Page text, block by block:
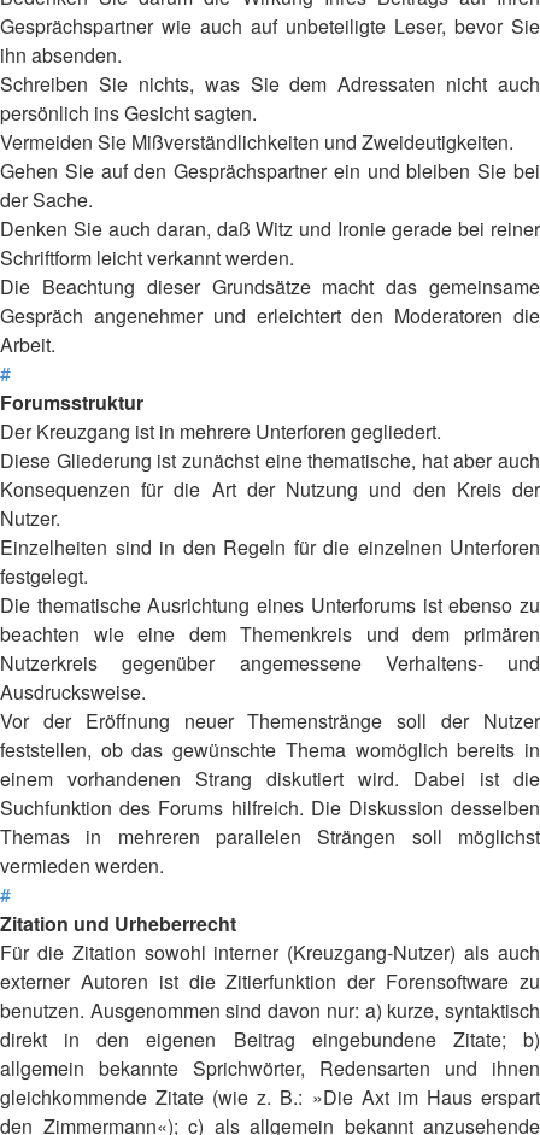
Gesprächspartner wie auch auf unbeteiligte Leser, bevor Sie
ihn absenden.
Schreiben Sie nichts, was Sie dem Adressaten nicht auch
persönlich ins Gesicht sagten.
Vermeiden Sie Mißverständlichkeiten und Zweideutigkeiten.
Gehen Sie auf den Gesprächspartner ein und bleiben Sie bei
der Sache.
Denken Sie auch daran, daß Witz und Ironie gerade bei reiner
Schriftform leicht verkannt werden.
Die Beachtung dieser Grundsätze macht das gemeinsame
Gespräch angenehmer und erleichtert den Moderatoren die
Arbeit.
#
Forumsstruktur
Der Kreuzgang ist in mehrere Unterforen gegliedert.
Diese Gliederung ist zunächst eine thematische, hat aber auch
Konsequenzen für die Art der Nutzung und den Kreis der
Nutzer.
Einzelheiten sind in den Regeln für die einzelnen Unterforen
festgelegt.
Die thematische Ausrichtung eines Unterforums ist ebenso zu
beachten wie eine dem Themenkreis und dem primären
Nutzerkreis gegenüber angemessene Verhaltens- und
Ausdrucksweise.
Vor der Eröffnung neuer Themenstränge soll der Nutzer
feststellen, ob das gewünschte Thema womöglich bereits in
einem vorhandenen Strang diskutiert wird. Dabei ist die
Suchfunktion des Forums hilfreich. Die Diskussion desselben
Themas in mehreren parallelen Strängen soll möglichst
vermieden werden.
#
Zitation und Urheberrecht
Für die Zitation sowohl interner (Kreuzgang-Nutzer) als auch
externer Autoren ist die Zitierfunktion der Forensoftware zu
benutzen. Ausgenommen sind davon nur: a) kurze, syntaktisch
direkt in den eigenen Beitrag eingebundene Zitate; b)
allgemein bekannte Sprichwörter, Redensarten und ihnen
gleichkommende Zitate (wie z. B.: »Die Axt im Haus erspart
den Zimmermann«); c) als allgemein bekannt anzusehende